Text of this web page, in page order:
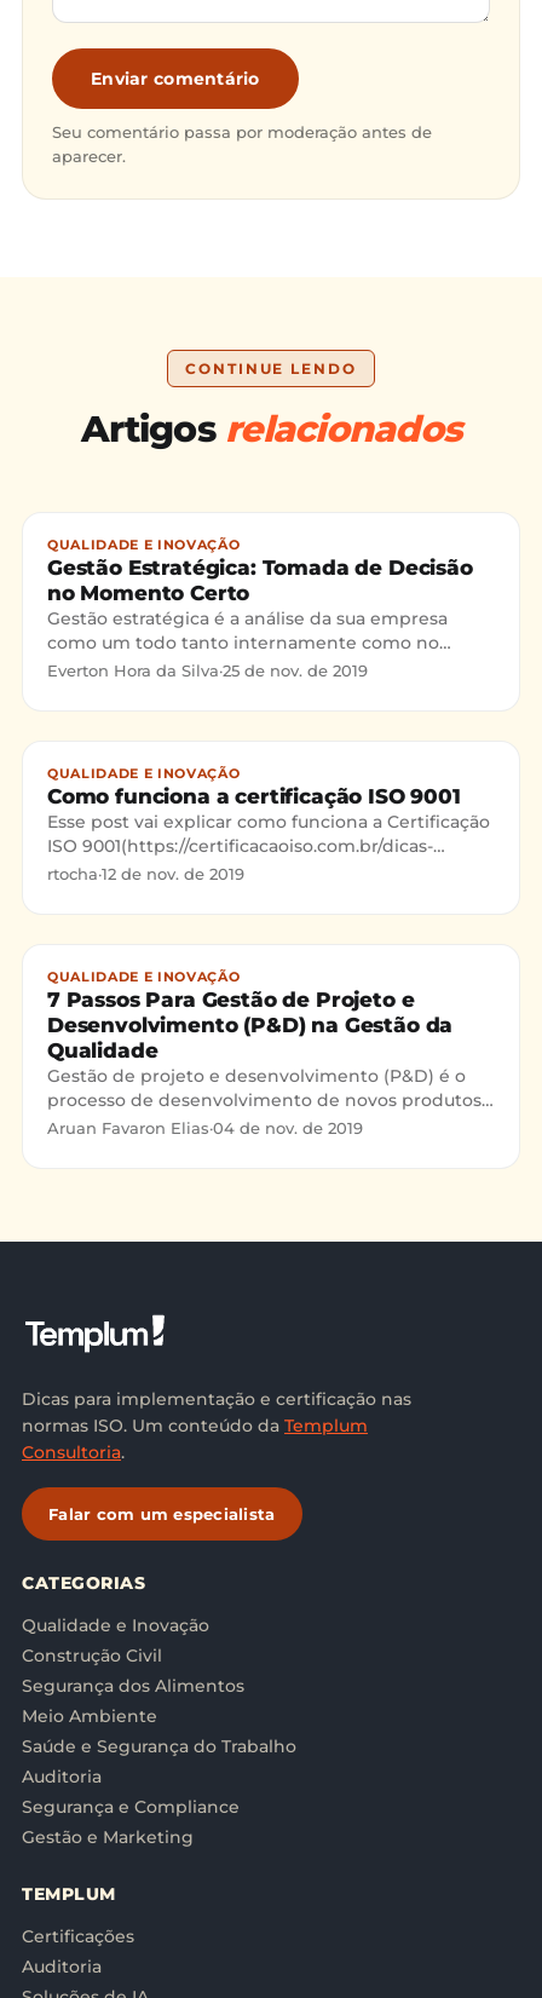
Enviar comentário
Seu comentário passa por moderação antes de
aparecer.
CONTINUE LENDO
Artigos relacionados
QUALIDADE E INOVAÇÃO
Gestão Estratégica: Tomada de Decisão
no Momento Certo
Gestão estratégica é a análise da sua empresa
como um todo tanto internamente como no
mercado em que atua, é o ponto chave do seu
Everton Hora da Silva·25 de nov. de 2019
QUALIDADE E INOVAÇÃO
Como funciona a certificação ISO 9001
Esse post vai explicar como funciona a Certificação
ISO 9001(https://certificacaoiso.com.br/dicas-
essenciais-para-a-iso-9001/). - Quanto tempo leva
rtocha·12 de nov. de 2019
QUALIDADE E INOVAÇÃO
7 Passos Para Gestão de Projeto e
Desenvolvimento (P&D) na Gestão da
Qualidade
Gestão de projeto e desenvolvimento (P&D) é o
processo de desenvolvimento de novos produtos
e serviços que visam resolver um determinado
inicialmente e satisfazer o usuário do produto ou
Aruan Favaron Elias·04 de nov. de 2019
Dicas para implementação e certificação nas
normas ISO. Um conteúdo da Templum
Consultoria.
Falar com um especialista
CATEGORIAS
Qualidade e Inovação
Construção Civil
Segurança dos Alimentos
Meio Ambiente
Saúde e Segurança do Trabalho
Auditoria
Segurança e Compliance
Gestão e Marketing
TEMPLUM
Certificações
Auditoria